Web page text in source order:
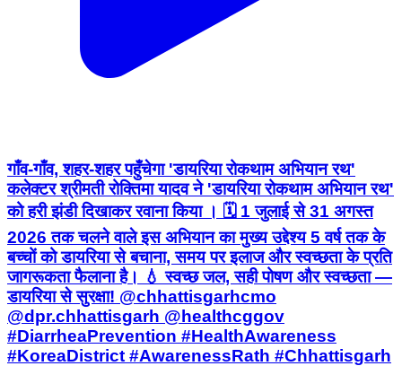
गाँव-गाँव, शहर-शहर पहुँचेगा 'डायरिया रोकथाम अभियान रथ'
कलेक्टर श्रीमती रोक्तिमा यादव ने 'डायरिया रोकथाम अभियान रथ'
को हरी झंडी दिखाकर रवाना किया । 🗓 1 जुलाई से 31 अगस्त
2026 तक चलने वाले इस अभियान का मुख्य उद्देश्य 5 वर्ष तक के
बच्चों को डायरिया से बचाना, समय पर इलाज और स्वच्छता के प्रति
जागरूकता फैलाना है। 💧 स्वच्छ जल, सही पोषण और स्वच्छता —
डायरिया से सुरक्षा! @chhattisgarhcmo
@dpr.chhattisgarh @healthcggov
#DiarrheaPrevention #HealthAwareness
#KoreaDistrict #AwarenessRath #Chhattisgarh